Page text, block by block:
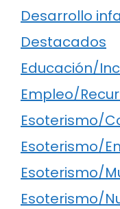
Desarrollo
Destacados
Educación/
Empleo/
Esoterismo/
Esoterismo/
Esoterismo/
Esoterismo/